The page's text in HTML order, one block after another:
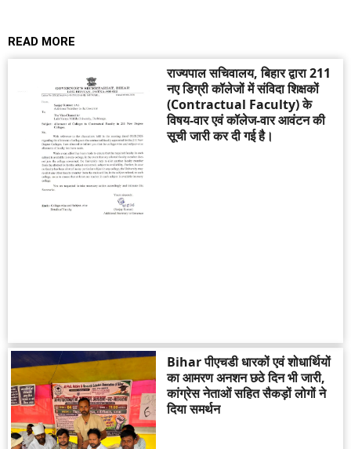
READ MORE
राज्यपाल सचिवालय, बिहार द्वारा 211
नए डिग्री कॉलेजों में संविदा शिक्षकों
(Contractual Faculty) के
विषय-वार एवं कॉलेज-वार आवंटन की
सूची जारी कर दी गई है।
Bihar पीएचडी धारकों एवं शोधार्थियों
का आमरण अनशन छठे दिन भी जारी,
कांग्रेस नेताओं सहित सैकड़ों लोगों ने
दिया समर्थन